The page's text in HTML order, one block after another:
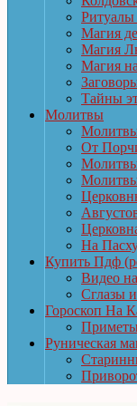
Ритуалы
Магия
Магия
Магия
Тайны
Молитвы
От
На
Купить Пдф
Видео
Сглазы
Гороскоп На
Руническая